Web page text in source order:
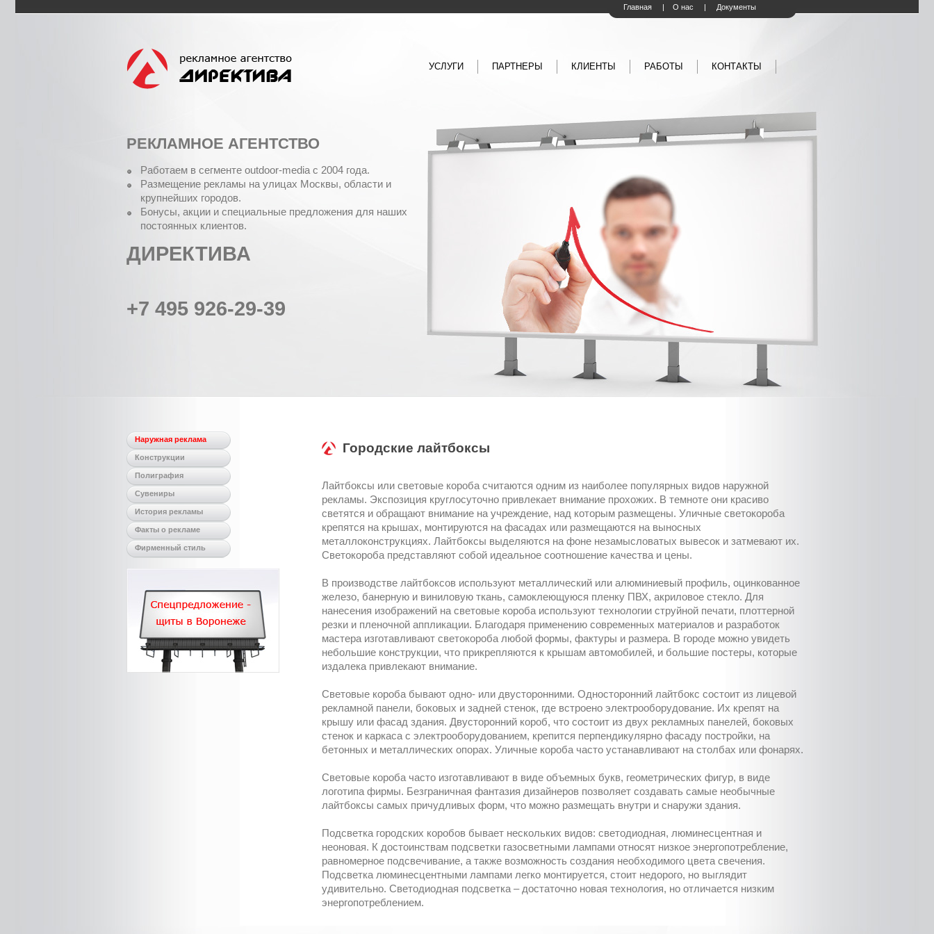
Главная | О нас | Документы
УСЛУГИ ПАРТНЕРЫ КЛИЕНТЫ РАБОТЫ КОНТАКТЫ
РЕКЛАМНОЕ АГЕНТСТВО
Работаем в сегменте outdoor-media c 2004 года.
Размещение рекламы на улицах Москвы, области и
крупнейших городов.
Бонусы, акции и специальные предложения для наших
постоянных клиентов.
ДИРЕКТИВА
+7 495 926-29-39
Наружная реклама
Конструкции
Полиграфия
Сувениры
История рекламы
Факты о рекламе
Фирменный стиль
Городские лайтбоксы
Лайтбоксы или световые короба считаются одним из наиболее популярных видов наружной
рекламы. Экспозиция круглосуточно привлекает внимание прохожих. В темноте они красиво
светятся и обращают внимание на учреждение, над которым размещены. Уличные светокороба
крепятся на крышах, монтируются на фасадах или размещаются на выносных
металлоконструкциях. Лайтбоксы выделяются на фоне незамысловатых вывесок и затмевают их.
Светокороба представляют собой идеальное соотношение качества и цены.
В производстве лайтбоксов используют металлический или алюминиевый профиль, оцинкованное
железо, банерную и виниловую ткань, самоклеющуюся пленку ПВХ, акриловое стекло. Для
нанесения изображений на световые короба используют технологии струйной печати, плоттерной
резки и пленочной аппликации. Благодаря применению современных материалов и разработок
мастера изготавливают светокороба любой формы, фактуры и размера. В городе можно увидеть
небольшие конструкции, что прикрепляются к крышам автомобилей, и большие постеры, которые
издалека привлекают внимание.
Световые короба бывают одно- или двусторонними. Односторонний лайтбокс состоит из лицевой
рекламной панели, боковых и задней стенок, где встроено электрооборудование. Их крепят на
крышу или фасад здания. Двусторонний короб, что состоит из двух рекламных панелей, боковых
стенок и каркаса с электрооборудованием, крепится перпендикулярно фасаду постройки, на
бетонных и металлических опорах. Уличные короба часто устанавливают на столбах или фонарях.
Световые короба часто изготавливают в виде объемных букв, геометрических фигур, в виде
логотипа фирмы. Безграничная фантазия дизайнеров позволяет создавать самые необычные
лайтбоксы самых причудливых форм, что можно размещать внутри и снаружи здания.
Подсветка городских коробов бывает нескольких видов: светодиодная, люминесцентная и
неоновая. К достоинствам подсветки газосветными лампами относят низкое энергопотребление,
равномерное подсвечивание, а также возможность создания необходимого цвета свечения.
Подсветка люминесцентными лампами легко монтируется, стоит недорого, но выглядит
удивительно. Светодиодная подсветка – достаточно новая технология, но отличается низким
энергопотреблением.